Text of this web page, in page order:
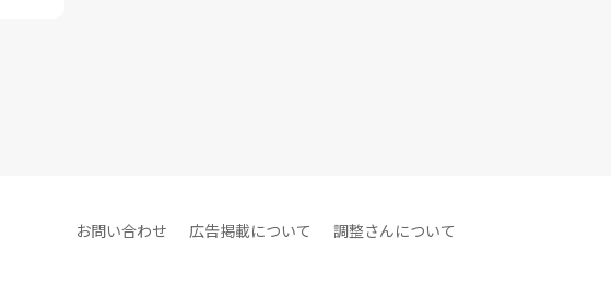
お問い合わせ 広告掲載について 調整さんについて